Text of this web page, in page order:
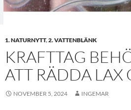
1. NATURNYTT,2. VATTENBLÄNK
KRAFTTAG
ATT RÄDDA LAX
NOVEMBER 5, 2024 INGEMAR